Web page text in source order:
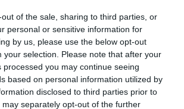
of the sale, sharing to third parties, or
personal or sensitive information for
by us, please use the below opt-out
your selection. Please note that after your
processed you may continue seeing
based on personal information utilized by
disclosed to third parties prior to
separately opt-out of the further
parlamenti felszólalásában
hogy a hivatal nem
vizsgálódna, hanem kizárólag